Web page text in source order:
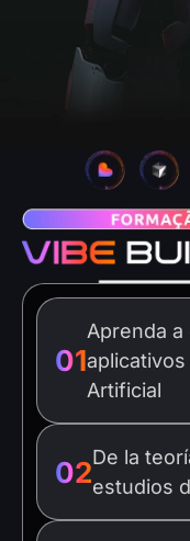
01
Aprenda a
Artificial
02De la
estudios